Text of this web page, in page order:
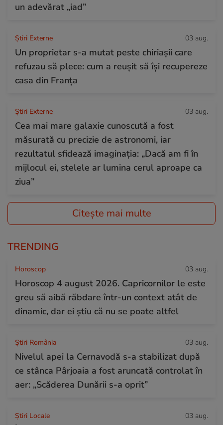
un adevărat „iad”
Știri Externe 03 aug.
Un proprietar s-a mutat peste chiriașii care
refuzau să plece: cum a reușit să își recupereze
casa din Franța
Știri Externe 03 aug.
Cea mai mare galaxie cunoscută a fost
măsurată cu precizie de astronomi, iar
rezultatul sfidează imaginația: „Dacă am fi în
mijlocul ei, stelele ar lumina cerul aproape ca
ziua”
Citește mai multe
TRENDING
Horoscop 03 aug.
Horoscop 4 august 2026. Capricornilor le este
greu să aibă răbdare într-un context atât de
dinamic, dar ei știu că nu se poate altfel
Știri România 03 aug.
Nivelul apei la Cernavodă s-a stabilizat după
ce stânca Pârjoaia a fost aruncată controlat în
aer: „Scăderea Dunării s-a oprit”
Știri Locale 03 aug.